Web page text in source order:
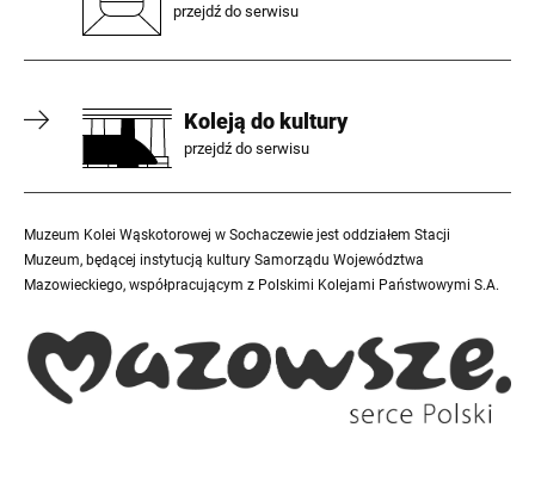
przejdź do serwisu
Koleją do kultury
przejdź do serwisu
Muzeum Kolei Wąskotorowej w Sochaczewie jest oddziałem Stacji
Muzeum, będącej instytucją kultury Samorządu Województwa
Mazowieckiego, współpracującym z Polskimi Kolejami Państwowymi S.A.